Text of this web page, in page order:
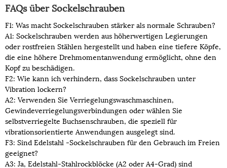
FAQs über Sockelschrauben
F1: Was macht Sockelschrauben stärker als normale Schrauben?
A1: Sockelschrauben werden aus höherwertigen Legierungen
oder rostfreien Stählen hergestellt und haben eine tiefere Köpfe,
die eine höhere Drehmomentanwendung ermöglicht, ohne den
Kopf zu beschädigen.
F2: Wie kann ich verhindern, dass Sockelschrauben unter
Vibration lockern?
A2: Verwenden Sie Verriegelungswaschmaschinen,
Gewindeverriegelungsverbindungen oder wählen Sie
selbstverriegelte Buchsenschrauben, die speziell für
vibrationsorientierte Anwendungen ausgelegt sind.
F3: Sind Edelstahl -Sockelschrauben für den Gebrauch im Freien
geeignet?
A3: Ja, Edelstahl-Stahlrockblöcke (A2 oder A4-Grad) sind